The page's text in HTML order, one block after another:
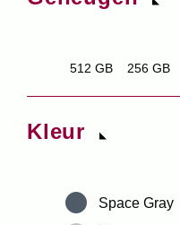
512 GB 256 GB
Kleur
Space Gray